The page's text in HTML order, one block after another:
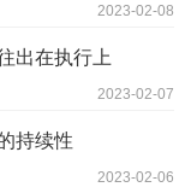
2023-02-08
出在执行上
2023-02-07
持续性
2023-02-06